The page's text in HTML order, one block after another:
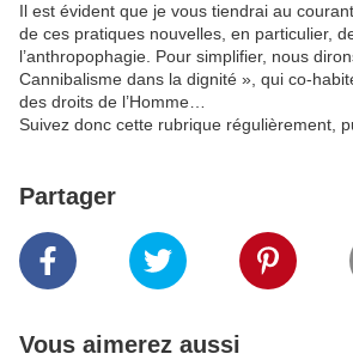
Il est évident que je vous tiendrai au
de ces pratiques nouvelles, en particulier,
l’anthropophagie. Pour simplifier, nous
Cannibalisme dans la dignité », qui co-
des droits de l’Homme…
Suivez donc cette rubrique régulièrement,
Partager
Vous aimerez aussi